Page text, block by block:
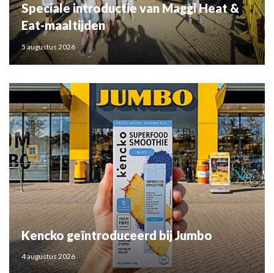
Speciale introductie van Maggi Heat &
Eat-maaltijden
5 augustus 2026
Kencko geïntroduceerd bij Jumbo
4 augustus 2026